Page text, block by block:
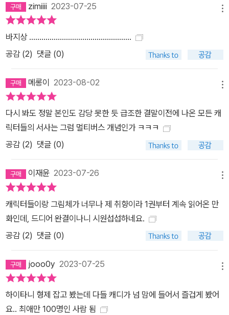
zimiiii 2023-07-25
바지상 ..................................................
공감 (2) 댓글 (0)
메롱이 2023-08-02
다시 봐도 정말 본인도 감당 못한 듯 급조한 결말이전에 나온 모든 캐
릭터들의 서사는 그럼 멀티버스 개념인가 ㅋㅋㅋ
공감 (2) 댓글 (0)
이재윤 2023-07-26
캐릭터들이랑 그림체가 너무나 제 취향이라 1권부터 계속 읽어온 만
화인데, 드디어 완결이나니 시원섭섭하네요.
공감 (2) 댓글 (0)
jooo0y 2023-07-25
하이타니 형제 잡고 봤는데 다들 캐디가 넘 맘에 들어서 즐겁게 봤어
요.. 최애만 100명인 사람 됨